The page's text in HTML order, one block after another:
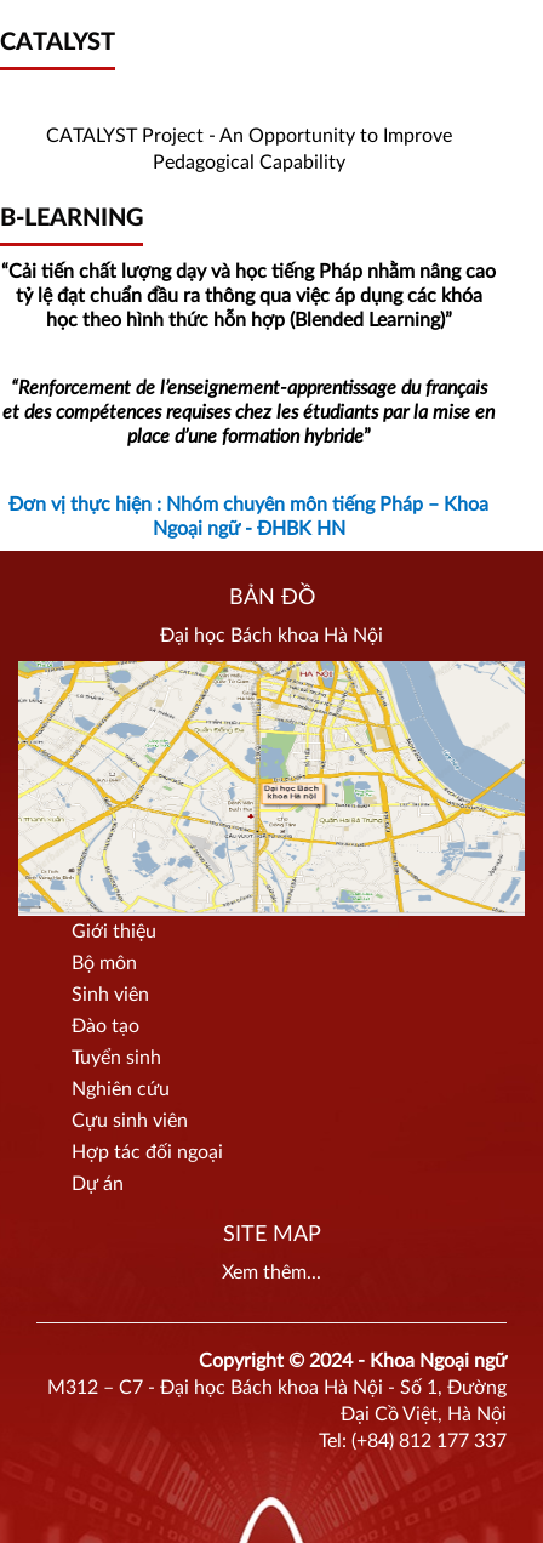
CATALYST
CATALYST
CATALYST Project - An Opportunity to Improve
Pedagogical Capability
B-
Learning
B-LEARNING
“Cải tiến chất lượngdạy và học tiếng Pháp nhằm nâng cao
tỷ lệ đạt chuẩn đầu ra thôngqua việc áp dụng các khóa
học theo hình thức hỗn hợp (Blended Learning)”
“Renforcement de l’enseignement-apprentissage du français
et des compétences requises chez les étudiants par la mise en
place d’une formation hybride”
Đơn vị thực hiện : Nhóm chuyên môn tiếng Pháp – Khoa
Ngoại ngữ - ĐHBK HN
BẢN ĐỒ
Đại học Bách khoa Hà Nội
Giới thiệu
Bộ môn
Sinh viên
Đào tạo
Tuyển sinh
Nghiên cứu
Cựu sinh viên
Hợp tác đối ngoại
Dự án
SITE MAP
Xem thêm...
Copyright © 2024 - Khoa Ngoại ngữ
M312 – C7 - Đại học Bách khoa Hà Nội - Số 1, Đường
Đại Cồ Việt, Hà Nội
Tel: (+84) 812 177 337